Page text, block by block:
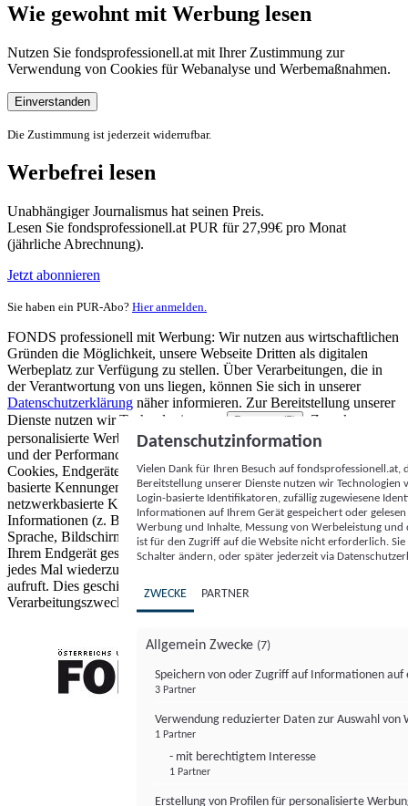
Wie gewohnt mit Werbung lesen
Nutzen Sie fondsprofessionell.at mit Ihrer Zustimmung zur
Verwendung von Cookies für Webanalyse und Werbemaßnahmen.
Einverstanden
Die Zustimmung ist jederzeit widerrufbar.
Werbefrei lesen
Unabhängiger Journalismus hat seinen Preis.
Lesen Sie fondsprofessionell.at PUR für 27,99€ pro Monat
(jährliche Abrechnung).
Jetzt abonnieren
Sie haben ein PUR-Abo? Hier anmelden.
FONDS professionell mit Werbung: Wir nutzen aus wirtschaftlichen
Gründen die Möglichkeit, unsere Webseite Dritten als digitalen
Werbeplatz zur Verfügung zu stellen. Über Verarbeitungen, die in
der Verantwortung von uns liegen, können Sie sich in unserer
Datenschutzerklärung näher informieren. Zur Bereitstellung unserer
Dienste nutzen wir Technologien von
Partnern (5)
. Zwecke:
personalisierte Werbung und Inhalte, Messung von Werbeleistung
und der Performance von Inhalten sowie Zielgruppenforschung.
Cookies, Endgeräte- oder ähnliche Online-Kennungen (z. B. login-
basierte Kennungen, zufällig generierte Kennungen,
netzwerkbasierte Kennungen) können zusammen mit anderen
Informationen (z. B. Browsertyp und Browserinformationen,
Sprache, Bildschirmgröße, unterstützte Technologien usw.) auf
Ihrem Endgerät gespeichert oder von dort ausgelesen werden, um es
jedes Mal wiederzuerkennen, wenn es eine App oder einer Webseite
aufruft. Dies geschieht für einen oder mehrere der hier aufgeführten
Verarbeitungszwecke.
Datenschutzinformation
Vielen Dank für Ihren Besuch auf
Bereitstellung unserer Dienste nutzen wir Technologien
Login-basierte Identifikatoren, zufällig zugewiesene
Informationen auf Ihrem Gerät gespeichert oder
Werbung und Inhalte, Messung von Werbeleistung
ist für den Zugriff auf die Website nicht erforderlich.
Schalter ändern, oder später jederzeit via
ZWECKE PARTNER
Allgemein Zwecke (7)
Speichern von oder Zugriff auf Informationen auf
3 Partner
Verwendung reduzierter Daten zur Auswahl von
1 Partner
- mit berechtigtem Interesse
1 Partner
Erstellung von Profilen für personalisierte
FONDS professionell